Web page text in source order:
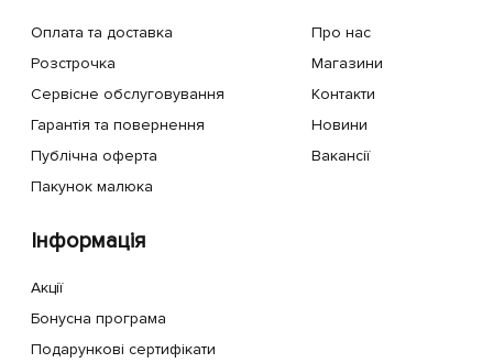
Оплата та доставка
Розстрочка
Сервісне обслуговування
Гарантія та повернення
Публічна оферта
Пакунок малюка
Про нас
Магазини
Контакти
Новини
Вакансії
Інформація
Акції
Бонусна програма
Подарункові сертифікати